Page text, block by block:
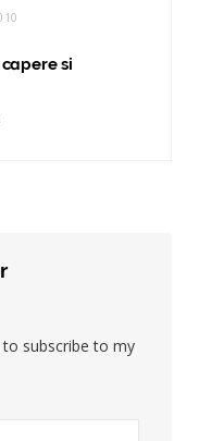
si
subscribe to my